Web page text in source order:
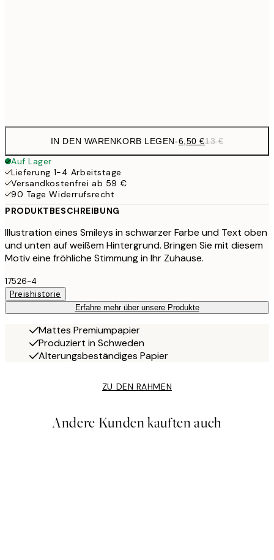
IN DEN WARENKORB LEGEN-6,50 €13 €
Auf Lager
Lieferung 1-4 Arbeitstage
Versandkostenfrei ab 59 €
90 Tage Widerrufsrecht
PRODUKTBESCHREIBUNG
Illustration eines Smileys in schwarzer Farbe und Text oben
und unten auf weißem Hintergrund. Bringen Sie mit diesem
Motiv eine fröhliche Stimmung in Ihr Zuhause.
17526-4
Preishistorie
Erfahre mehr über unsere Produkte
Mattes Premiumpapier
Produziert in Schweden
Alterungsbeständiges Papier
ZU DEN RAHMEN
Andere Kunden kauften auch